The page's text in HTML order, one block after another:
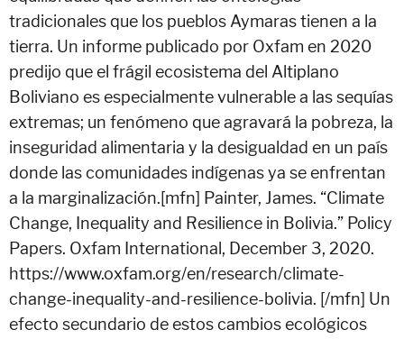
tradicionales que los pueblos Aymaras tienen a la
tierra. Un informe publicado por Oxfam en 2020
predijo que el frágil ecosistema del Altiplano
Boliviano es especialmente vulnerable a las sequías
extremas; un fenómeno que agravará la pobreza, la
inseguridad alimentaria y la desigualdad en un país
donde las comunidades indígenas ya se enfrentan
a la marginalización.[mfn] Painter, James. “Climate
Change, Inequality and Resilience in Bolivia.” Policy
Papers. Oxfam International, December 3, 2020.
https://www.oxfam.org/en/research/climate-
change-inequality-and-resilience-bolivia. [/mfn] Un
efecto secundario de estos cambios ecológicos